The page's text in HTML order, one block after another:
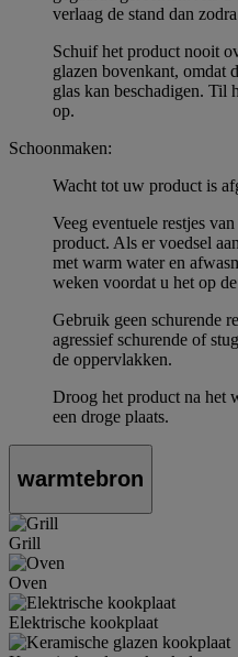
verlaag de stand dan
Schuif het product nooit
glazen bovenkant, omdat
glas kan beschadigen. Til
op.
Schoonmaken:
Wacht tot uw product is
Veeg eventuele restjes
product. Als er voedsel
met warm water en
weken voordat u het op
Gebruik geen schurende
agressief schurende of
de oppervlakken.
Droog het product na het
een droge plaats.
warmtebron
Grill
Oven
Elektrische kookplaat